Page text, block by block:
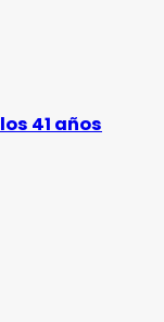
41 años